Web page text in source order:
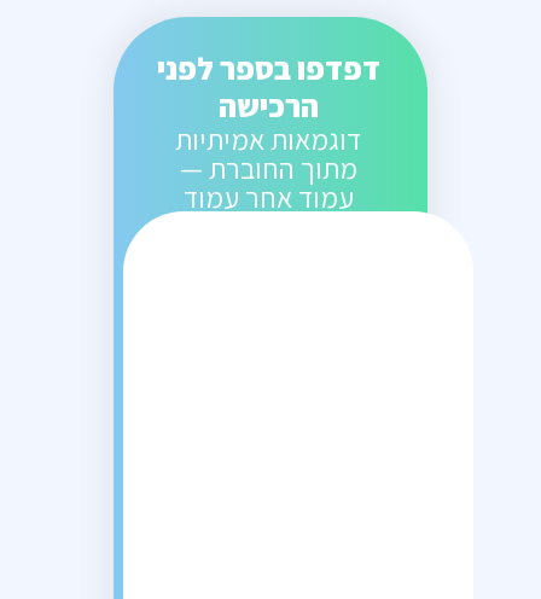
דפדפו בספר לפני
הרכישה
דוגמאות אמיתיות
מתוך החוברת —
עמוד אחר עמוד